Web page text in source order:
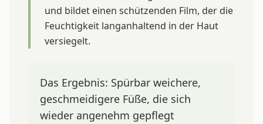
und bildet einen schützenden Film, der die
Feuchtigkeit langanhaltend in der Haut
versiegelt.
Das Ergebnis: Spürbar weichere,
geschmeidigere Füße, die sich
wieder angenehm gepflegt